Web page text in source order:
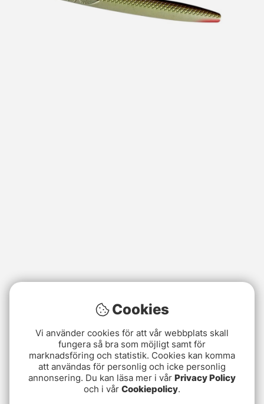
Cookies
Vi använder cookies för att vår webbplats skall
fungera så bra som möjligt samt för
marknadsföring och statistik. Cookies kan komma
att användas för personlig och icke personlig
annonsering. Du kan läsa mer i vår Privacy Policy
och i vår Cookiepolicy.